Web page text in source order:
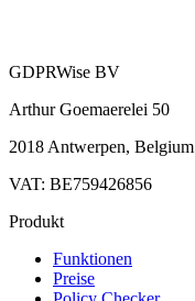
GDPRWise BV
Arthur Goemaerelei 50
2018 Antwerpen, Belgium
VAT: BE759426856
Produkt
Funktionen
Preise